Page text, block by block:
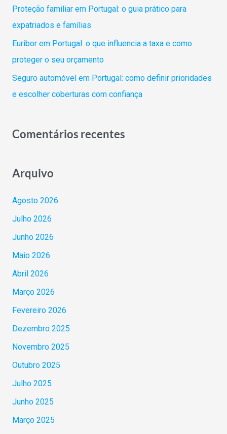
Proteção familiar em Portugal: o guia prático para
expatriados e famílias
Euribor em Portugal: o que influencia a taxa e como
proteger o seu orçamento
Seguro automóvel em Portugal: como definir prioridades
e escolher coberturas com confiança
Comentários recentes
Arquivo
Agosto 2026
Julho 2026
Junho 2026
Maio 2026
Abril 2026
Março 2026
Fevereiro 2026
Dezembro 2025
Novembro 2025
Outubro 2025
Julho 2025
Junho 2025
Março 2025